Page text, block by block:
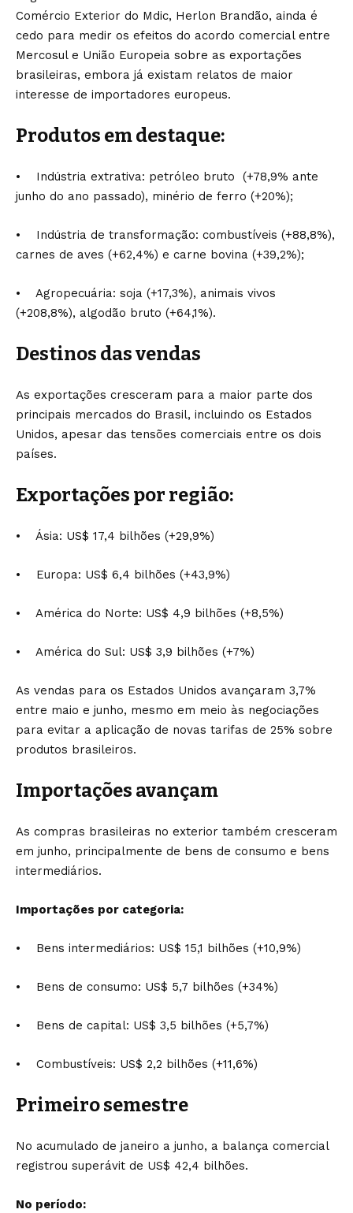
Comércio Exterior do Mdic, Herlon Brandão, ainda é
cedo para medir os efeitos do acordo comercial entre
Mercosul e União Europeia sobre as exportações
brasileiras, embora já existam relatos de maior
interesse de importadores europeus.
Produtos em destaque:
• Indústria extrativa: petróleo bruto (+78,9% ante
junho do ano passado), minério de ferro (+20%);
• Indústria de transformação: combustíveis (+88,8%),
carnes de aves (+62,4%) e carne bovina (+39,2%);
• Agropecuária: soja (+17,3%), animais vivos
(+208,8%), algodão bruto (+64,1%).
Destinos das vendas
As exportações cresceram para a maior parte dos
principais mercados do Brasil, incluindo os Estados
Unidos, apesar das tensões comerciais entre os dois
países.
Exportações por região:
• Ásia: US$ 17,4 bilhões (+29,9%)
• Europa: US$ 6,4 bilhões (+43,9%)
• América do Norte: US$ 4,9 bilhões (+8,5%)
• América do Sul: US$ 3,9 bilhões (+7%)
As vendas para os Estados Unidos avançaram 3,7%
entre maio e junho, mesmo em meio às negociações
para evitar a aplicação de novas tarifas de 25% sobre
produtos brasileiros.
Importações avançam
As compras brasileiras no exterior também cresceram
em junho, principalmente de bens de consumo e bens
intermediários.
Importações por categoria:
• Bens intermediários: US$ 15,1 bilhões (+10,9%)
• Bens de consumo: US$ 5,7 bilhões (+34%)
• Bens de capital: US$ 3,5 bilhões (+5,7%)
• Combustíveis: US$ 2,2 bilhões (+11,6%)
Primeiro semestre
No acumulado de janeiro a junho, a balança comercial
registrou superávit de US$ 42,4 bilhões.
No período: